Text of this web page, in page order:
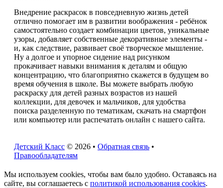
Внедрение раскрасок в повседневную жизнь детей
отлично помогает им в развитии воображения - ребёнок
самостоятельно создает комбинации цветов, уникальные
узоры, добавляет собственные декоративные элементы -
и, как следствие, развивает своё творческое мышление.
Ну а долгое и упорное сидение над рисунком
прокачивает навыки внимания к деталям и общую
концентрацию, что благоприятно скажется в будущем во
время обучения в школе. Вы можете выбрать любую
раскраску для детей разных возрастов из нашей
коллекции, для девочек и мальчиков, для удобства
поиска разделенную по тематикам, скачать на смартфон
или компьютер или распечатать онлайн с нашего сайта.
Детский Класс © 2026 • Обратная связь •
Правообладателям
Мы используем cookies, чтобы вам было удобно. Оставаясь на
сайте, вы соглашаетесь с политикой использования cookies.